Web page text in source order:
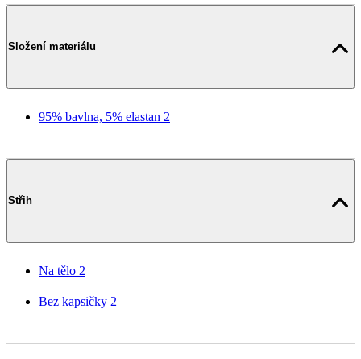
Složení materiálu
95% bavlna, 5% elastan 2
Střih
Na tělo 2
Bez kapsičky 2